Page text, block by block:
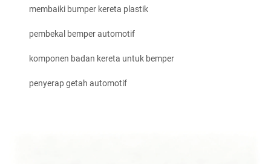
membaiki bumper kereta plastik
pembekal bemper automotif
komponen badan kereta untuk bemper
penyerap getah automotif